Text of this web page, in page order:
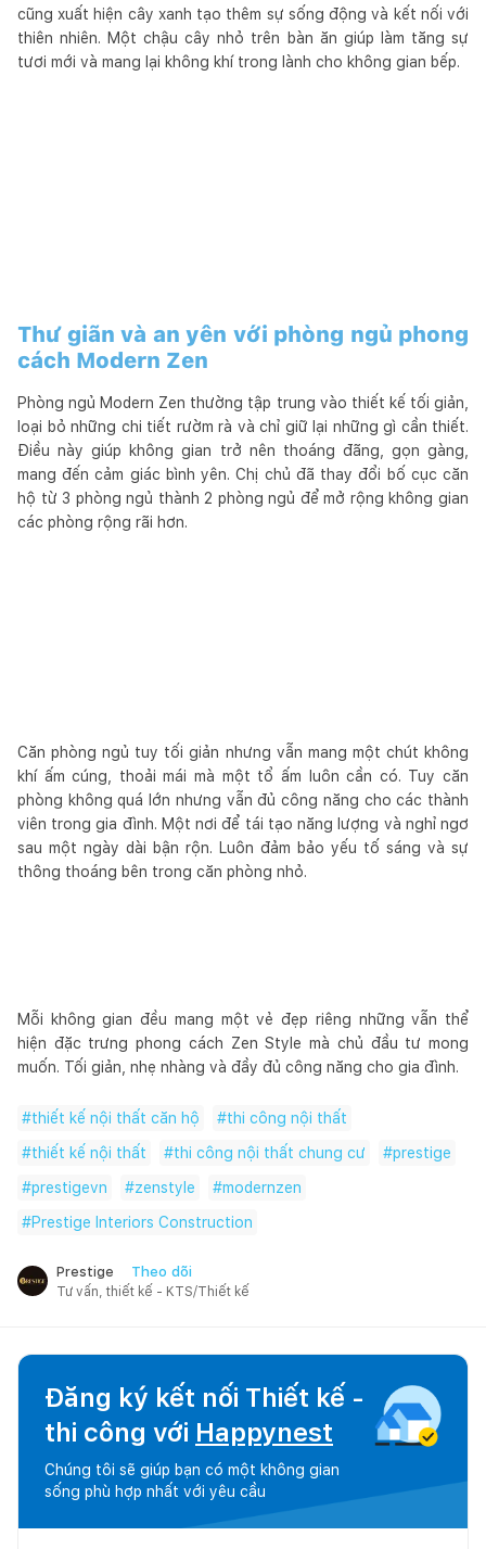
cũng xuất hiện cây xanh tạo thêm sự sống động và kết nối với
thiên nhiên. Một chậu cây nhỏ trên bàn ăn giúp làm tăng sự
tươi mới và mang lại không khí trong lành cho không gian bếp.
Thư giãn và an yên với phòng ngủ phong
cách Modern Zen
Phòng ngủ Modern Zen thường tập trung vào thiết kế tối giản,
loại bỏ những chi tiết rườm rà và chỉ giữ lại những gì cần thiết.
Điều này giúp không gian trở nên thoáng đãng, gọn gàng,
mang đến cảm giác bình yên. Chị chủ đã thay đổi bố cục căn
hộ từ 3 phòng ngủ thành 2 phòng ngủ để mở rộng không gian
các phòng rộng rãi hơn.
Căn phòng ngủ tuy tối giản nhưng vẫn mang một chút không
khí ấm cúng, thoải mái mà một tổ ấm luôn cần có. Tuy căn
phòng không quá lớn nhưng vẫn đủ công năng cho các thành
viên trong gia đình. Một nơi để tái tạo năng lượng và nghỉ ngơ
sau một ngày dài bận rộn. Luôn đảm bảo yếu tố sáng và sự
thông thoáng bên trong căn phòng nhỏ.
Mỗi không gian đều mang một vẻ đẹp riêng những vẫn thể
hiện đặc trưng phong cách Zen Style mà chủ đầu tư mong
muốn. Tối giản, nhẹ nhàng và đầy đủ công năng cho gia đình.
#thiết kế nội thất căn hộ #thi công nội thất
#thiết kế nội thất #thi công nội thất chung cư #prestige
#prestigevn #zenstyle #modernzen
#Prestige Interiors Construction
Prestige Theo dõi
Tư vấn, thiết kế - KTS/Thiết kế
Đăng ký kết nối Thiết kế -
thi công với Happynest
Chúng tôi sẽ giúp bạn có một không gian
sống phù hợp nhất với yêu cầu